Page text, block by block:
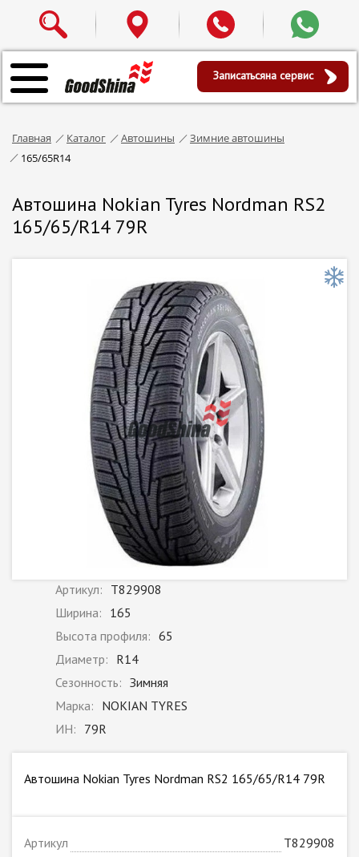
Записатьсяна сервис
Главная Каталог Автошины
Зимние автошины
165/65R14
Автошина Nokian Tyres Nordman RS2
165/65/R14 79R
Артикул: T829908
Ширина: 165
Высота профиля: 65
Диаметр: R14
Сезонность: Зимняя
Марка: NOKIAN TYRES
ИН: 79R
Автошина Nokian Tyres Nordman RS2 165/65/R14 79R
Артикул
T829908